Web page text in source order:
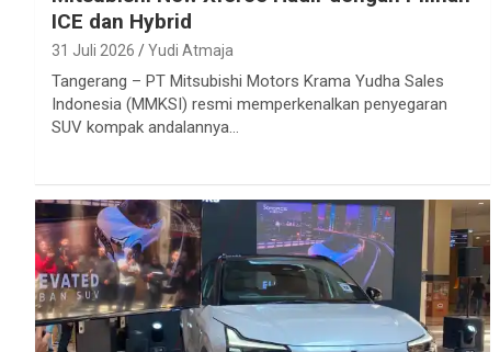
ICE dan Hybrid
31 Juli 2026 Yudi Atmaja
Tangerang – PT Mitsubishi Motors Krama Yudha Sales
Indonesia (MMKSI) resmi memperkenalkan penyegaran
SUV kompak andalannya…